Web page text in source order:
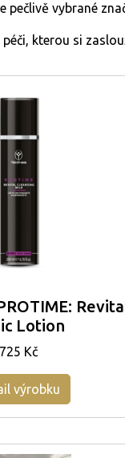
pečlivě vybrané
kterou si
Lotion
725 Kč
výrobku